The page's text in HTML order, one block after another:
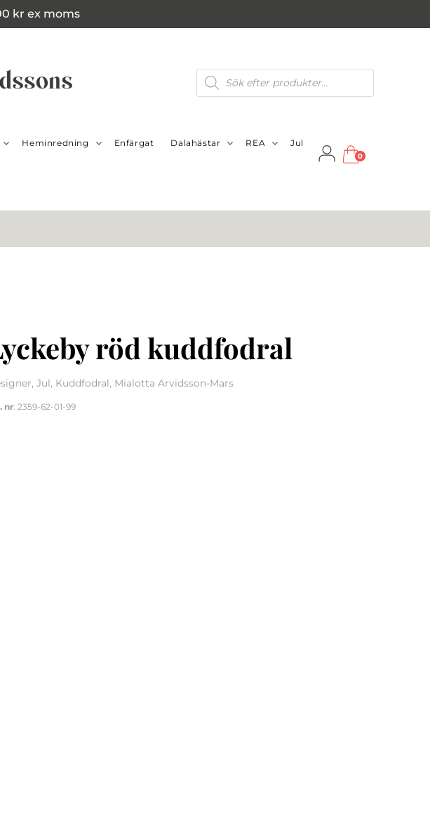
kr ex moms
Produktsökning
Heminredning Enfärgat Dalahästar REA Jul
0
röd kuddfodral
Jul, Kuddfodral, Mialotta Arvidsson-Mars
nr: 2359-62-01-99